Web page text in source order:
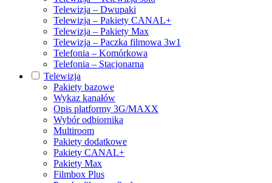
Telewizja – Dwupaki
Telewizja – Pakiety CANAL+
Telewizja – Pakiety Max
Telewizja – Paczka filmowa 3w1
Telefonia – Komórkowa
Telefonia – Stacjonarna
Telewizja
Pakiety bazowe
Wykaz kanałów
Opis platformy 3G/MAXX
Wybór odbiornika
Multiroom
Pakiety dodatkowe
Pakiety CANAL+
Pakiety Max
Filmbox Plus